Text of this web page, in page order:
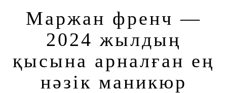
Маржан френч —
2024 жылдың
қысына арналған ең
нәзік маникюр